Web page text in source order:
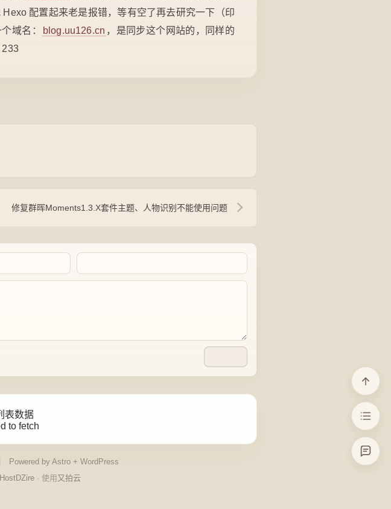
配置起来老是报错，等有空了再去研究一下（印
域名：
blog.uu126.cn ，是同步这个网站的，同样的
233
修复群晖Moments1.3.X套件主题、人物识别不能使用问题
表数据
to fetch
Powered by Astro + WordPress
HostDZire · 使用 又拍云